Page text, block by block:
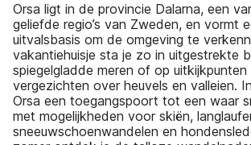
Orsa ligt in de provincie Dalarna, een
geliefde regio’s van Zweden, en vormt
uitvalsbasis om de omgeving te
vakantiehuisje sta je zo in uitgestrekte
spiegelgladde meren of op uitkijkpunten
vergezichten over heuvels en valleien.
Orsa een toegangspoort tot een waar
met mogelijkheden voor skiën,
sneeuwschoenwandelen en